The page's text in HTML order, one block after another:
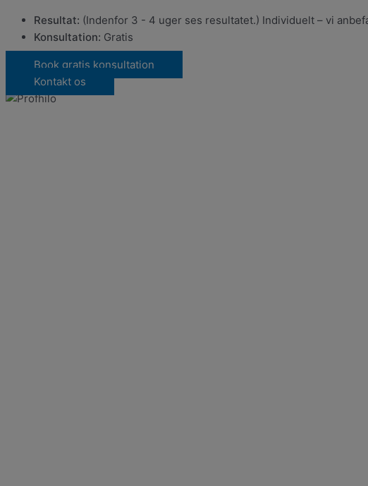
Resultat: (Indenfor 3 - 4 uger ses resultatet.) Individuelt – vi
Konsultation: Gratis
Book gratis konsultation
Kontakt os